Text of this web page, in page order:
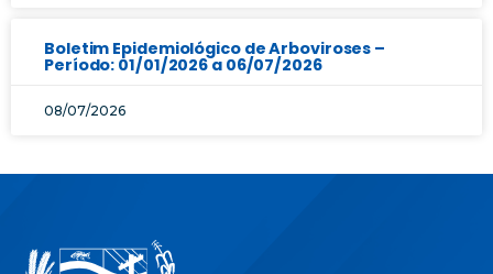
Boletim Epidemiológico de Arboviroses –
Período: 01/01/2026 a 06/07/2026
08/07/2026